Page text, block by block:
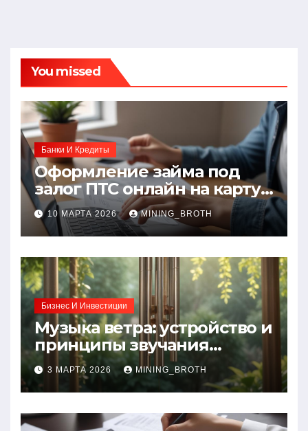
You missed
Банки И Кредиты
Оформление займа под
залог ПТС онлайн на карту
без визита в офис: порядок,
требования и документы
10 МАРТА 2026 MINING_BROTH
Бизнес И Инвестиции
Музыка ветра: устройство и
принципы звучания
колокольчиков
3 МАРТА 2026 MINING_BROTH